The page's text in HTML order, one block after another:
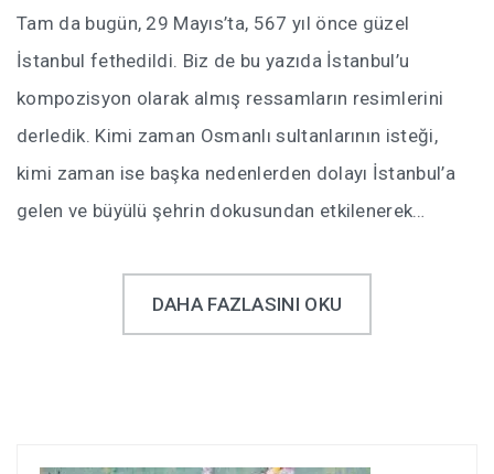
Tam da bugün, 29 Mayıs’ta, 567 yıl önce güzel
İstanbul fethedildi. Biz de bu yazıda İstanbul’u
kompozisyon olarak almış ressamların resimlerini
derledik. Kimi zaman Osmanlı sultanlarının isteği,
kimi zaman ise başka nedenlerden dolayı İstanbul’a
gelen ve büyülü şehrin dokusundan etkilenerek…
DAHA FAZLASINI OKU